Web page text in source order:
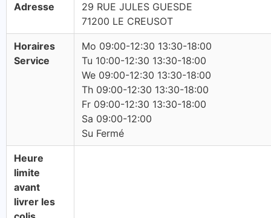
Adresse
29 RUE JULES GUESDE
71200 LE CREUSOT
Horaires
Service
Mo 09:00-12:30 13:30-18:00
Tu 10:00-12:30 13:30-18:00
We 09:00-12:30 13:30-18:00
Th 09:00-12:30 13:30-18:00
Fr 09:00-12:30 13:30-18:00
Sa 09:00-12:00
Su Fermé
Heure
limite
avant
livrer les